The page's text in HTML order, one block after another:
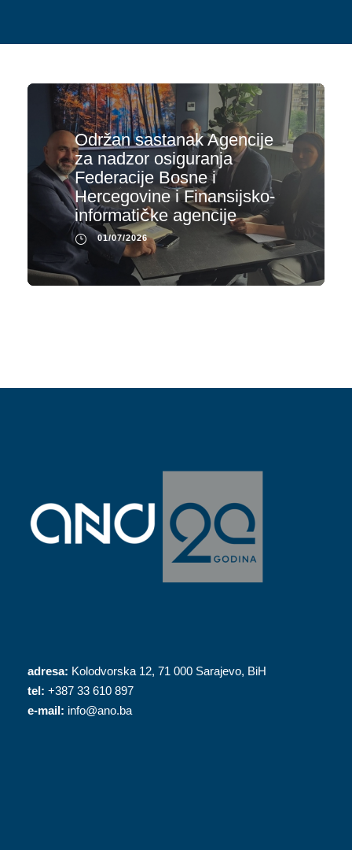
Održan sastanak Agencije
za nadzor osiguranja
Federacije Bosne i
Hercegovine i Finansijsko-
informatičke agencije
01/07/2026
adresa: Kolodvorska 12, 71 000 Sarajevo, BiH
tel: +387 33 610 897
e-mail: info@ano.ba